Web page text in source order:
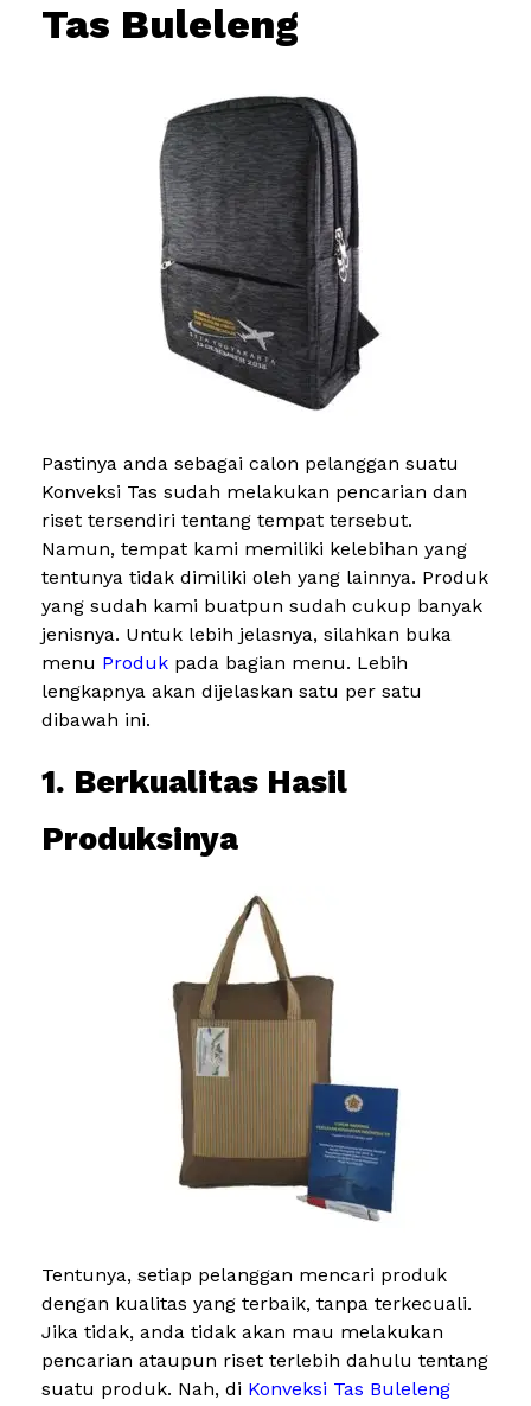
Tas Buleleng
Pastinya anda sebagai calon pelanggan suatu
Konveksi Tas sudah melakukan pencarian dan
riset tersendiri tentang tempat tersebut.
Namun, tempat kami memiliki kelebihan yang
tentunya tidak dimiliki oleh yang lainnya. Produk
yang sudah kami buatpun sudah cukup banyak
jenisnya. Untuk lebih jelasnya, silahkan buka
menu Produk pada bagian menu. Lebih
lengkapnya akan dijelaskan satu per satu
dibawah ini.
1. Berkualitas Hasil
Produksinya
Tentunya, setiap pelanggan mencari produk
dengan kualitas yang terbaik, tanpa terkecuali.
Jika tidak, anda tidak akan mau melakukan
pencarian ataupun riset terlebih dahulu tentang
suatu produk. Nah, di Konveksi Tas Buleleng